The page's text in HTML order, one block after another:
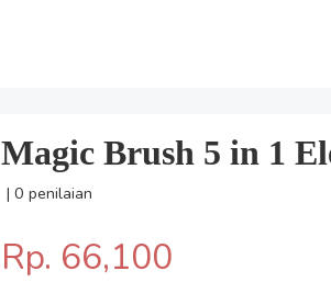
Magic Brush 5 in 1
| 0 penilaian
Rp. 66,100